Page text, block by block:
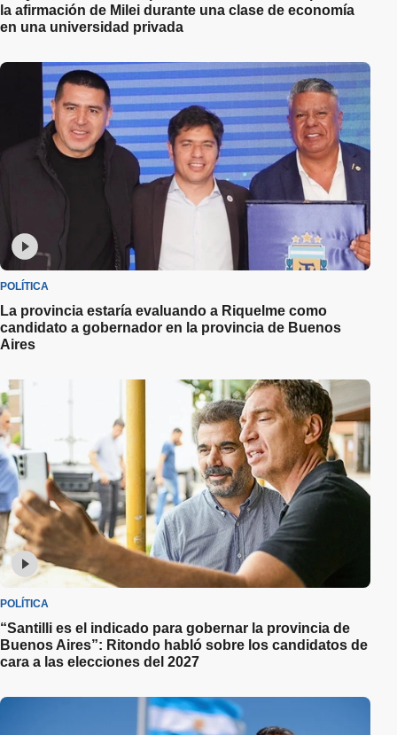
la afirmación de Milei durante una clase de economía
en una universidad privada
POLÍTICA
La provincia estaría evaluando a Riquelme como
candidato a gobernador en la provincia de Buenos
Aires
POLÍTICA
“Santilli es el indicado para gobernar la provincia de
Buenos Aires”: Ritondo habló sobre los candidatos de
cara a las elecciones del 2027